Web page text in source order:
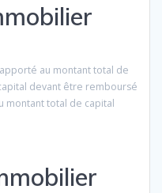
au montant total de
devant être remboursé
montant total de capital